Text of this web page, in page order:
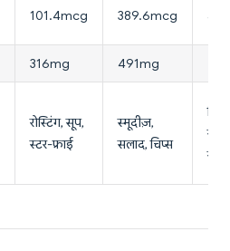
101.4mcg 389.6mcg
316mg 491mg
रोस्टिंग, सूप,
स्टर-फ्राई
स्मूदीज़,
सलाद, चिप्स